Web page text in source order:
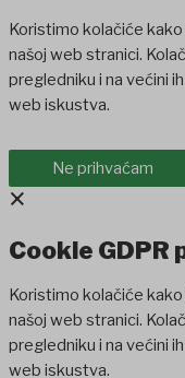
Koristimo kolačiće
našoj web stranici.
pregledniku i na većini
web iskustva.
Ne prihvaćam
×
Cookie GDPR
Koristimo kolačiće
našoj web stranici.
pregledniku i na većini
web iskustva.